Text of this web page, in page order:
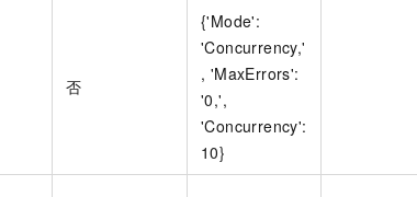
否
{'Mode':
'Concurrency,'
, 'MaxErrors':
'0,',
'Concurrency':
10}